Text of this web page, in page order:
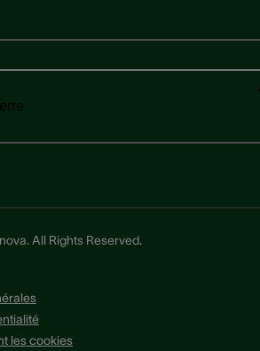
All Rights Reserved.
les cookies